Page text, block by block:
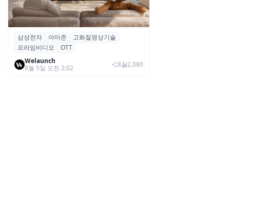
삼성전자·아마존, 프라임 비디오에
‘HDR10+ 어드밴스드’ 적용
삼성전자 아마존
고화질영상기술
프라임비디오
OTT
Welaunch
8월 5일 오전 2:02
8 2,080